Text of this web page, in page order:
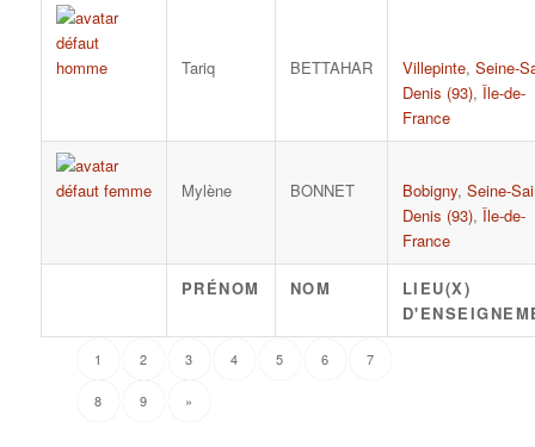
Tariq BETTAHAR Villepinte, Seine-
Denis (93), Île-de-
France
Mylène BONNET Bobigny, Seine-
Denis (93), Île-de-
France
PRÉNOM NOM
LIEU(X)
1 2 3 4 5 6 7
8 9 »